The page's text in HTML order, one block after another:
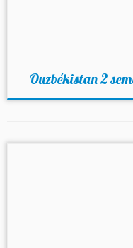
Ouzbékistan 2